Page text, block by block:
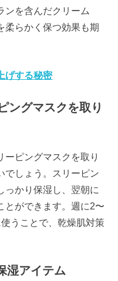
ンを含んだクリーム
柔らかく保つ効果も期
げする秘密
ングマスクを取り
ーピングマスクを取り
でしょう。スリーピン
っかり保湿し、翌朝に
とができます。週に2〜
うことで、乾燥肌対策
湿アイテム